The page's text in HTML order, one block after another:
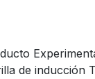
de inducción